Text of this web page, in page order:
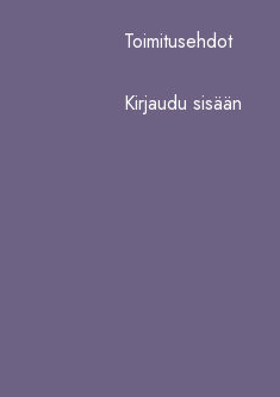
Toimitusehdot
Kirjaudu sisään